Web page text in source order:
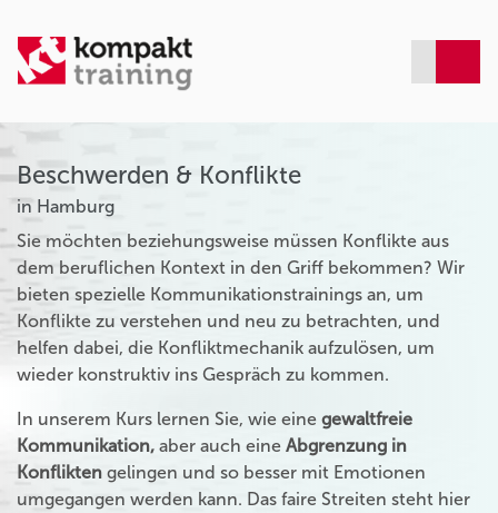
Beschwerden & Konflikte
in Hamburg
Sie möchten beziehungsweise müssen Konflikte aus
dem beruflichen Kontext in den Griff bekommen? Wir
bieten spezielle Kommunikationstrainings an, um
Konflikte zu verstehen und neu zu betrachten, und
helfen dabei, die Konfliktmechanik aufzulösen, um
wieder konstruktiv ins Gespräch zu kommen.
In unserem Kurs lernen Sie, wie eine gewaltfreie
Kommunikation, aber auch eine Abgrenzung in
Konflikten gelingen und so besser mit Emotionen
umgegangen werden kann. Das faire Streiten steht hier